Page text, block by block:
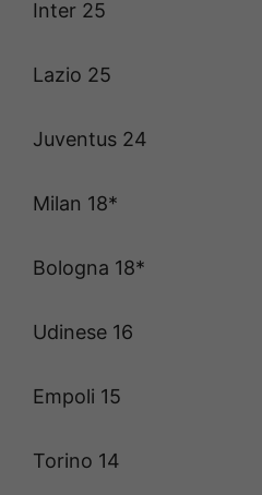
Inter 25
Lazio 25
Juventus 24
Milan 18*
Bologna 18*
Udinese 16
Empoli 15
Torino 14